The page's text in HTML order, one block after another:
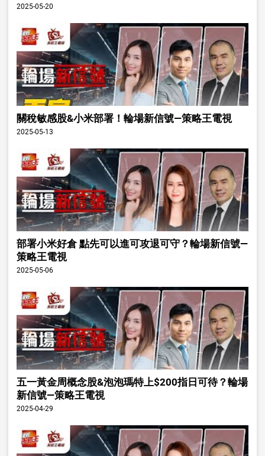
2025-05-20
關稅敏感股&小米部署！輪場新信號—策略王電視
2025-05-13
部署小米好倉 點先可以進可攻退可守？輪場新信號—
策略王電視
2025-05-06
五一黃金周概念股&泡泡瑪特上$200指日可待？輪場
新信號—策略王電視
2025-04-29